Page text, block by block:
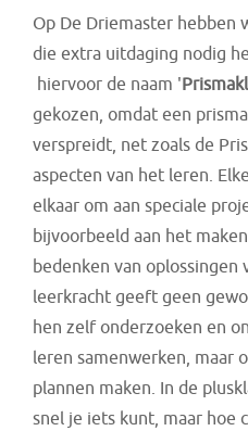
Op De Driemaster hebben
die extra uitdaging nodig
hiervoor de naam '
gekozen, omdat een
verspreidt, net zoals de
aspecten van het leren.
elkaar om aan speciale
bijvoorbeeld aan het
bedenken van
leerkracht geeft geen
hen zelf onderzoeken en
leren samenwerken, maar
plannen maken. In de
snel je iets kunt, maar hoe